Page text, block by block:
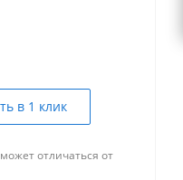
в 1 клик
отличаться от